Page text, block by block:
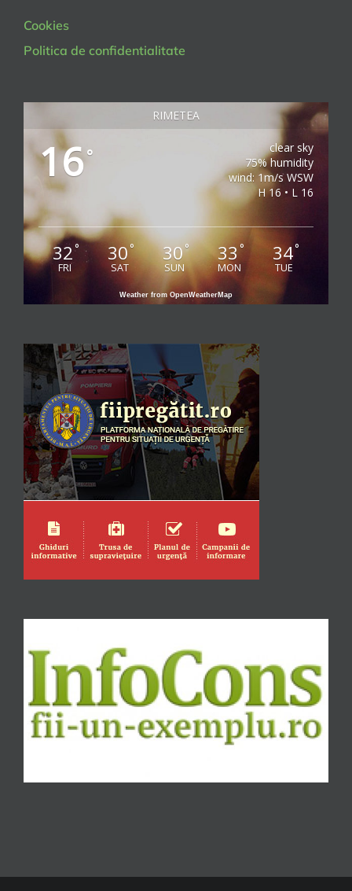
Cookies
Politica de confidentialitate
RIMETEA
16°
clear sky
75% humidity
wind: 1m/s WSW
H 16 • L 16
32°
FRI
30°
SAT
30°
SUN
33°
MON
34°
TUE
Weather from OpenWeatherMap